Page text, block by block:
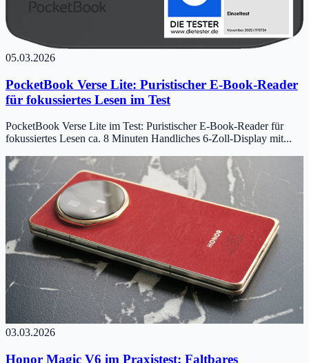
05.03.2026
PocketBook Verse Lite: Puristischer E-Book-Reader
für fokussiertes Lesen im Test
PocketBook Verse Lite im Test: Puristischer E-Book-Reader für
fokussiertes Lesen ca. 8 Minuten Handliches 6-Zoll-Display mit...
03.03.2026
Honor Magic V6 im Praxistest: Faltbares